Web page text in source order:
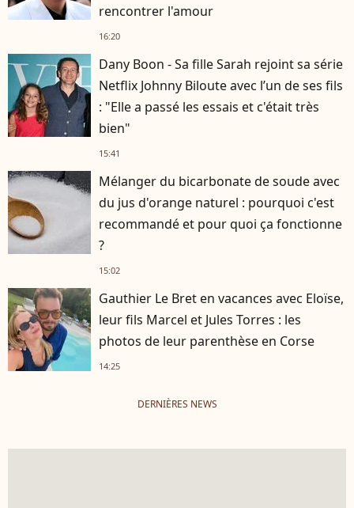
rencontrer l'amour
16:20
Dany Boon - Sa fille Sarah rejoint sa série
Netflix Johnny Biloute avec l’un de ses fils
: "Elle a passé les essais et c'était très
bien"
15:41
Mélanger du bicarbonate de soude avec
du jus d'orange naturel : pourquoi c'est
recommandé et pour quoi ça fonctionne
?
15:02
Gauthier Le Bret en vacances avec Eloïse,
leur fils Marcel et Jules Torres : les
photos de leur parenthèse en Corse
14:25
DERNIÈRES NEWS